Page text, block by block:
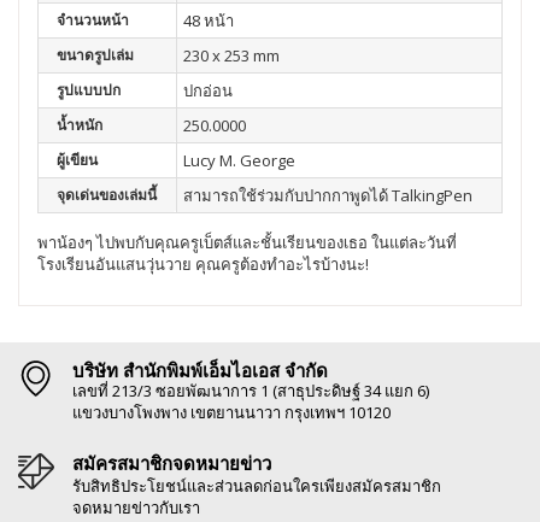
จำนวนหน้า 48 หน้า
ขนาดรูปเล่ม 230 x 253 mm
รูปแบบปก ปกอ่อน
น้ำหนัก 250.0000
ผู้เขียน Lucy M. George
จุดเด่นของเล่มนี้ สามารถใช้ร่วมกับปากกาพูดได้ TalkingPen
พาน้องๆ ไปพบกับคุณครูเบ็ตส์และชั้นเรียนของเธอ ในแต่ละวันที่
โรงเรียนอันแสนวุ่นวาย คุณครูต้องทำอะไรบ้างนะ!
บริษัท สำนักพิมพ์เอ็มไอเอส จำกัด
เลขที่ 213/3 ซอยพัฒนาการ 1 (สาธุประดิษฐ์ 34 แยก 6)
แขวงบางโพงพาง เขตยานนาวา กรุงเทพฯ 10120
สมัครสมาชิกจดหมายข่าว
รับสิทธิประโยชน์และส่วนลดก่อนใครเพียงสมัครสมาชิก
จดหมายข่าวกับเรา